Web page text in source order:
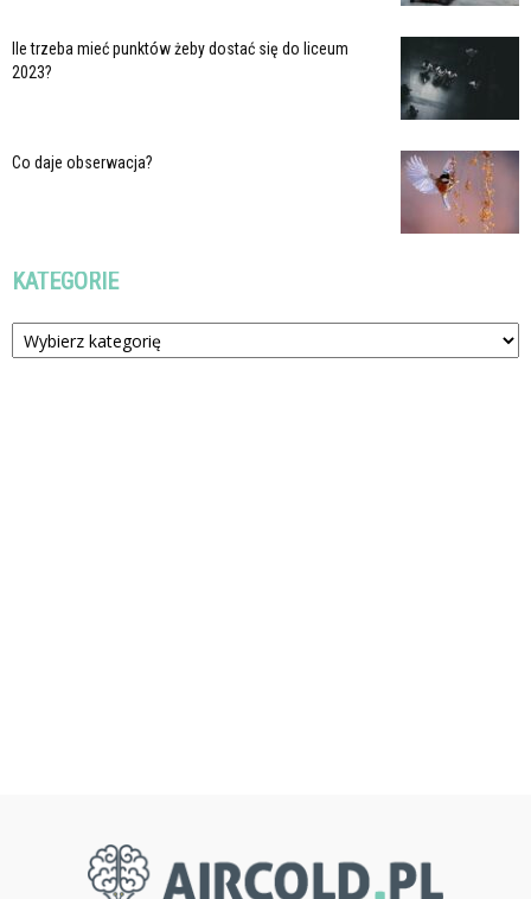
Ile trzeba mieć punktów żeby dostać się do liceum
2023?
Co daje obserwacja?
KATEGORIE
Kategorie